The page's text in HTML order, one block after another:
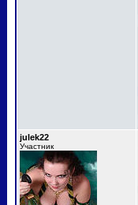
julek22
Участник